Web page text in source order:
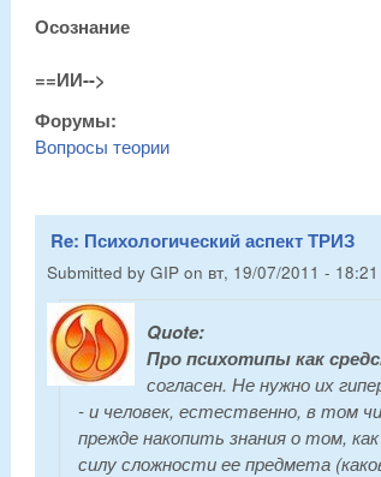
Осознание
==ИИ-->
Форумы:
Вопросы теории
Re: Психологический аспект ТРИЗ
Submitted by GIP on вт, 19/07/2011 - 18:21
Quote:
Про психотипы как
согласен. Не нужно их
- и человек, естественно, в том
прежде накопить знания о том,
силу сложности ее предмета